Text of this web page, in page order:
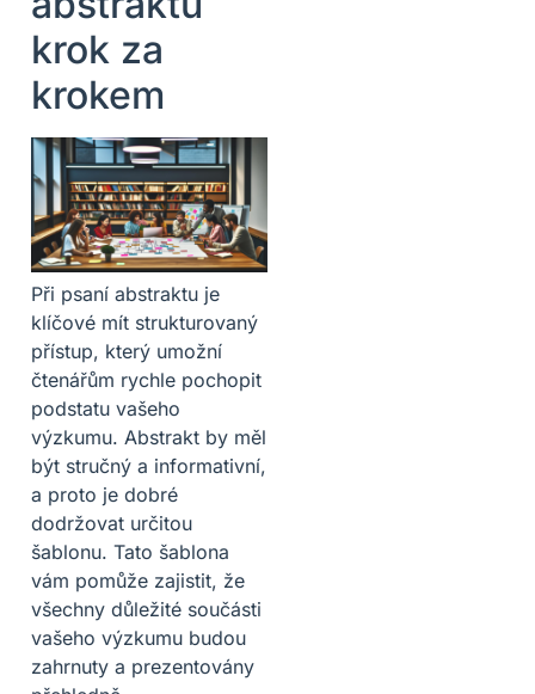
krok za
krokem
Při psaní abstraktu je
klíčové mít strukturovaný
přístup, který umožní
čtenářům rychle pochopit
podstatu vašeho
výzkumu. Abstrakt by měl
být stručný a informativní,
a proto je dobré
dodržovat určitou
šablonu. Tato šablona
vám pomůže zajistit, že
všechny důležité součásti
vašeho výzkumu budou
zahrnuty a prezentovány